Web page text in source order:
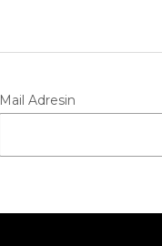
Mail Adresin